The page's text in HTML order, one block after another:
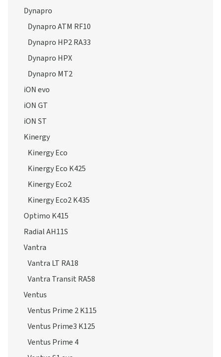
Dynapro
Dynapro ATM RF10
Dynapro HP2 RA33
Dynapro HPX
Dynapro MT2
iON evo
iON GT
iON ST
Kinergy
Kinergy Eco
Kinergy Eco K425
Kinergy Eco2
Kinergy Eco2 K435
Optimo K415
Radial AH11S
Vantra
Vantra LT RA18
Vantra Transit RA58
Ventus
Ventus Prime 2 K115
Ventus Prime3 K125
Ventus Prime 4